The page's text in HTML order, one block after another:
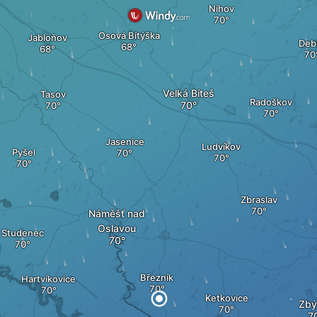
Náměšť nad
Oslavou
Jasenice
Hartvíkovice
Studenec
Pyšel
Zbraslav
Březník
Ketkovice
Ludvíkov
Osová Bítýška
Jabloňov
Tasov Velká Bíteš
Radoškov
Níhov